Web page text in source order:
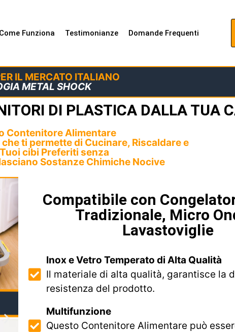
Come Funziona Testimonianze Domande Frequenti
IL MERCATO ITALIANO
METAL SHOCK
DI PLASTICA DALLA TUA
Contenitore Alimentare
ti permette di Cucinare, Riscaldare e
cibi Preferiti senza
Sostanze Chimiche Nocive
Compatibile con
Tradizionale, Micro
Lavastoviglie
Inox e Vetro Temperato di Alta Qualità
Il materiale di alta qualità, garantisce la
resistenza del prodotto.
Multifunzione
Questo Contenitore Alimentare può